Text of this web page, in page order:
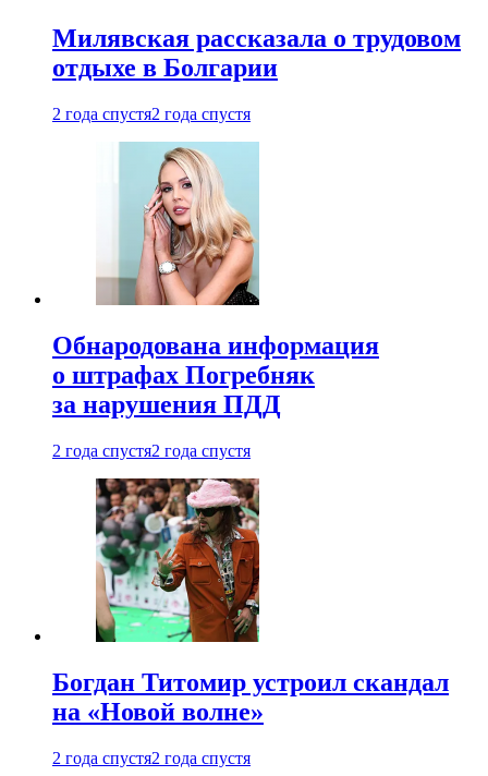
Милявская рассказала о трудовом
отдыхе в Болгарии
2 года спустя2 года спустя
Обнародована информация
о штрафах Погребняк
за нарушения ПДД
2 года спустя2 года спустя
Богдан Титомир устроил скандал
на «Новой волне»
2 года спустя2 года спустя